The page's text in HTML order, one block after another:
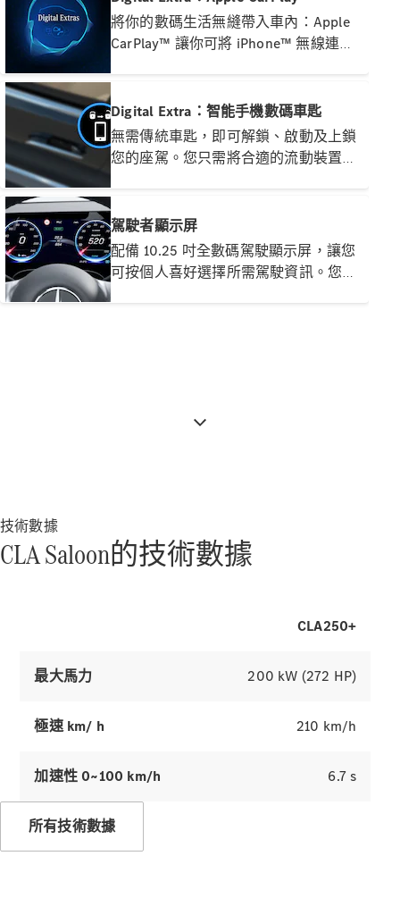
關於我們
AMG
MAYBACH
七座車及多
用途汽車
Because it's
Mercedes-
Benz
術
MBUX 多媒
Mercedes-
Magazine
星徽引路 心
之所向
傳承
Traffic Information 等數碼配備得以使
用
將你的數碼生活無縫帶入車內：Apple
CarPlay™ 讓你可將 iPhone™ 無線連接
Digital Extra：智能手機數碼車匙
無需傳統車匙，即可解鎖、啟動及上鎖
您的座駕。您只需將合適的流動裝置設
碼車匙分享予其他用戶
駕駛者顯示屏
配備 10.25 吋全數碼駕駛顯示屏，讓您
可按個人喜好選擇所需駕駛資訊。您可
技術數據
CLA Saloon的技術數據
CLA250+
最大馬力 200 kW (272 HP)
極速 km/ h 210 km/h
加速性 0~100 km/h 6.7 s
所有技術數據